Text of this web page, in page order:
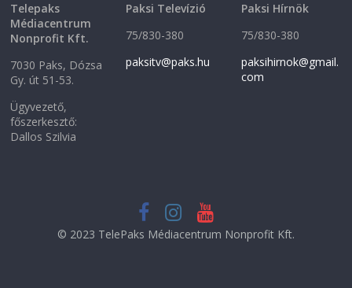
Telepaks
Médiacentrum
Nonprofit Kft.
7030 Paks, Dózsa
Gy. út 51-53.
Ügyvezető,
főszerkesztő:
Dallos Szilvia
Paksi Televízió
75/830-380
paksitv@paks.hu
Paksi Hírnök
75/830-380
paksihirnok@gmail.
com
© 2023 TelePaks Médiacentrum Nonprofit Kft.